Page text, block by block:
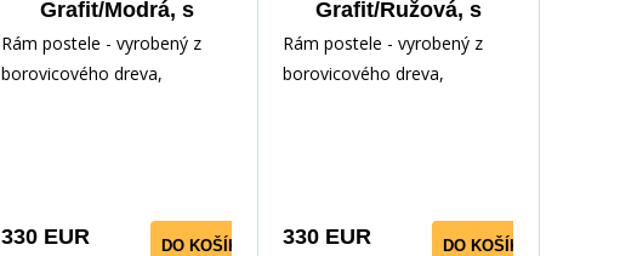
Grafit/Modrá, s
prístelkou 90x200 cm,
bez matraca
Rám postele - vyrobený z
borovicového dreva,
330 EUR DO KOŠÍKA
Grafit/Ružová, s
prístelkou 90x200 cm,
bez matraca
Rám postele - vyrobený z
borovicového dreva,
330 EUR DO KOŠÍKA